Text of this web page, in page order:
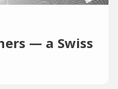
— a Swiss